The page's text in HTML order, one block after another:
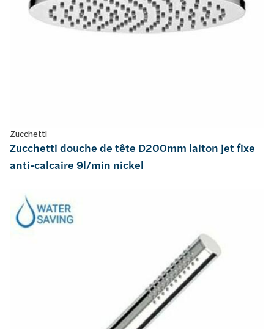
Zucchetti
Zucchetti douche de tête D200mm laiton jet fixe
anti-calcaire 9l/min nickel